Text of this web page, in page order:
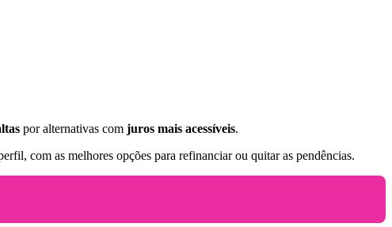
por alternativas com juros mais acessíveis.
com as melhores opções para refinanciar ou quitar as pendências.